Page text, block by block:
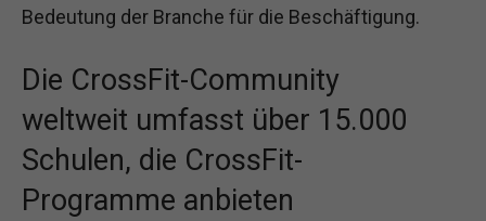
Bedeutung der Branche für die Beschäftigung.
Die CrossFit-Community
weltweit umfasst über 15.000
Schulen, die CrossFit-
Programme anbieten